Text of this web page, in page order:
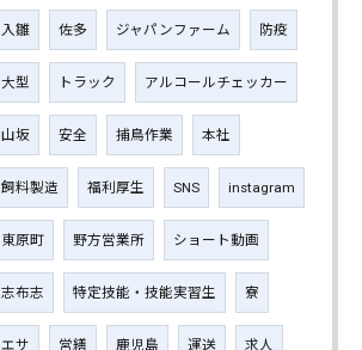
入雛 佐多 ジャパンファーム 防疫
大型 トラック アルコールチェッカー
山坂 安全 捕鳥作業 本社
飼料製造 福利厚生 SNS instagram
東原町 野方営業所 ショート動画
志布志 特定技能・技能実習生 寮
エサ 営繕 鹿児島 運送 求人